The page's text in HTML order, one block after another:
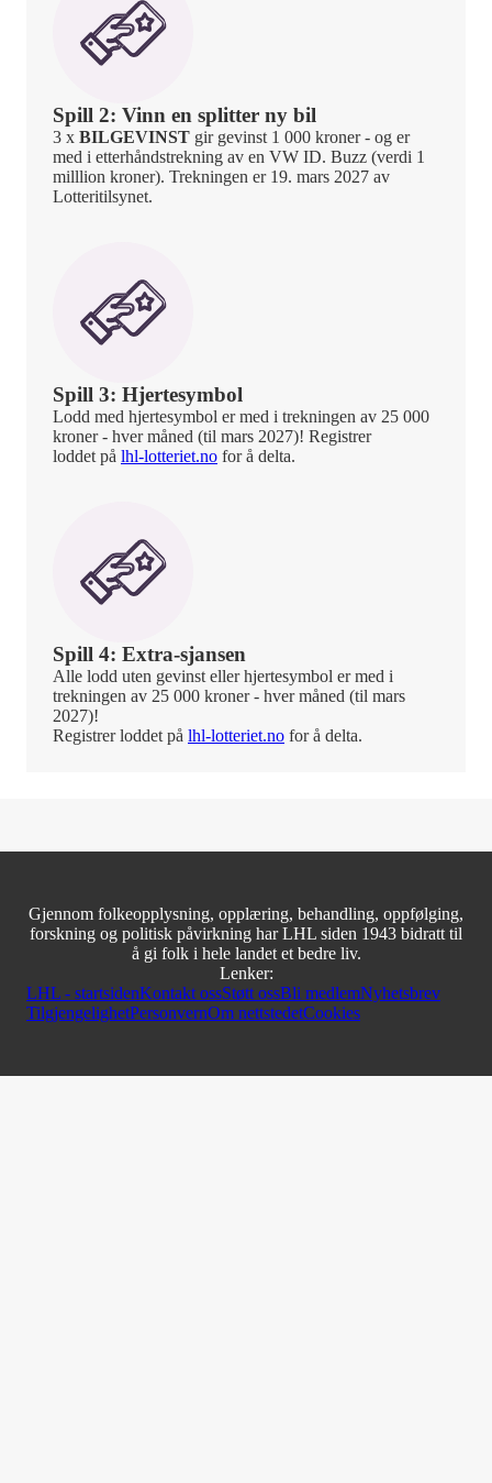
Spill 2: Vinn en splitter ny bil
3 x BILGEVINST gir gevinst 1 000 kroner - og er
med i etterhåndstrekning av en VW ID. Buzz (verdi 1
milllion kroner). Trekningen er 19. mars 2027 av
Lotteritilsynet.
Spill 3: Hjertesymbol
Lodd med hjertesymbol er med i trekningen av 25 000
kroner - hver måned (til mars 2027)! Registrer
loddet på lhl-lotteriet.no for å delta.
Spill 4: Extra-sjansen
Alle lodd uten gevinst eller hjertesymbol er med i
trekningen av 25 000 kroner - hver måned (til mars
2027)!
Registrer loddet på lhl-lotteriet.no for å delta.
Gjennom folkeopplysning, opplæring, behandling, oppfølging,
forskning og politisk påvirkning har LHL siden 1943 bidratt til
å gi folk i hele landet et bedre liv.
Lenker:
LHL - startsidenKontakt ossStøtt ossBli medlemNyhetsbrev
TilgjengelighetPersonvernOm nettstedetCookies